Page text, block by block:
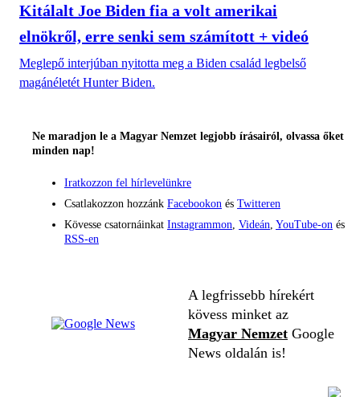
Kitálalt Joe Biden fia a volt amerikai
elnökről, erre senki sem számított + videó
Meglepő interjúban nyitotta meg a Biden család legbelső
magánéletét Hunter Biden.
Ne maradjon le a Magyar Nemzet legjobb írásairól, olvassa őket
minden nap!
Iratkozzon fel hírlevelünkre
Csatlakozzon hozzánk Facebookon és Twitteren
Kövesse csatornáinkat Instagrammon Videán YouTube-on és
RSS-en
A legfrissebb hírekért
kövess minket az
Magyar Nemzet Google
News oldalán is!